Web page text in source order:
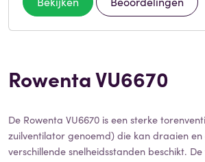
Rowenta VU6670
De Rowenta VU6670 is een sterke
zuilventilator genoemd) die kan draaien
verschillende snelheidsstanden beschikt.